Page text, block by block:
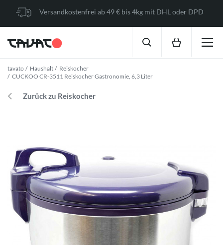
Versandkostenfrei ab 49 € bis 4kg mit DHL oder DPD
tavato Haushalt
Reiskocher
CUCKOO CR-3511 Reiskocher Gastronomie, 6,3 Liter
Zurück zu Reiskocher